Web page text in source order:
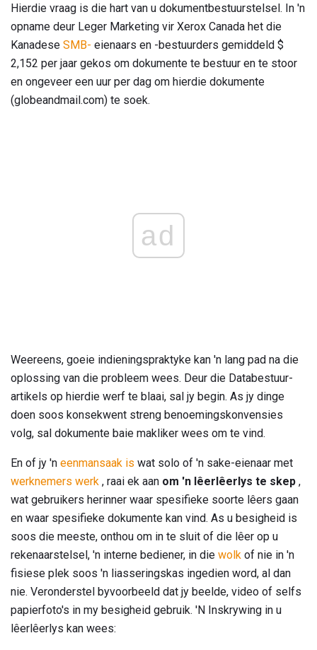
Hierdie vraag is die hart van u dokumentbestuurstelsel. In 'n
opname deur Leger Marketing vir Xerox Canada het die
Kanadese SMB- eienaars en -bestuurders gemiddeld $
2,152 per jaar gekos om dokumente te bestuur en te stoor
en ongeveer een uur per dag om hierdie dokumente
(globeandmail.com) te soek.
ad
Weereens, goeie indieningspraktyke kan 'n lang pad na die
oplossing van die probleem wees. Deur die Databestuur-
artikels op hierdie werf te blaai, sal jy begin. As jy dinge
doen soos konsekwent streng benoemingskonvensies
volg, sal dokumente baie makliker wees om te vind.
En of jy 'n eenmansaak is wat solo of 'n sake-eienaar met
werknemers werk , raai ek aan om 'n lêerlêerlys te skep ,
wat gebruikers herinner waar spesifieke soorte lêers gaan
en waar spesifieke dokumente kan vind. As u besigheid is
soos die meeste, onthou om in te sluit of die lêer op u
rekenaarstelsel, 'n interne bediener, in die wolk of nie in 'n
fisiese plek soos 'n liasseringskas ingedien word, al dan
nie. Veronderstel byvoorbeeld dat jy beelde, video of selfs
papierfoto's in my besigheid gebruik. 'N Inskrywing in u
lêerlêerlys kan wees: